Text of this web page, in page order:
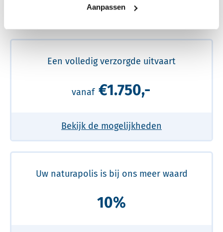
Aanpassen
Een volledig verzorgde uitvaart
vanaf €1.750,-
Bekijk de mogelijkheden
Uw naturapolis is bij ons meer waard
10%